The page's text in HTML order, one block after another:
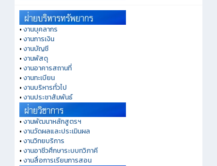
•งานบุคลากร
•งานการเงิน
•งานบัญชี
•งานพัสดุ
•งานอาคารสถานที่
•งานทะเบียน
•งานบริหารทั่วไป
•งานประชาสัมพันธ์
•งานพัฒนาหลักสูตรฯ
•งานวัดผลและประเมินผล
•งานวิทยบริการ
•งานอาชีวศึกษาระบบทวิภาคี
•งานสื่อการเรียนการสอน